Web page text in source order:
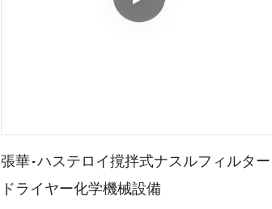
ることができます。ANFDは、柔軟性、制御
張華 - ハステロイ撹拌式ナスルフィルター
ドライヤー化学機械設備